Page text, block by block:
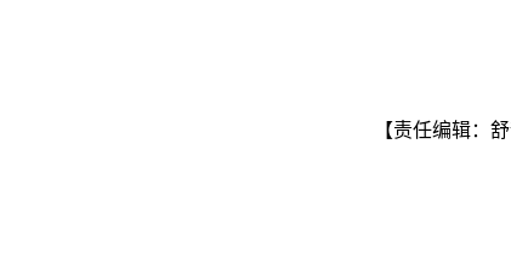
【责任编辑：